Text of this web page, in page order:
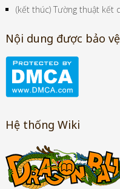
(kết thúc) Tường thuật kết
Nội dung được bảo
Hệ thống Wiki